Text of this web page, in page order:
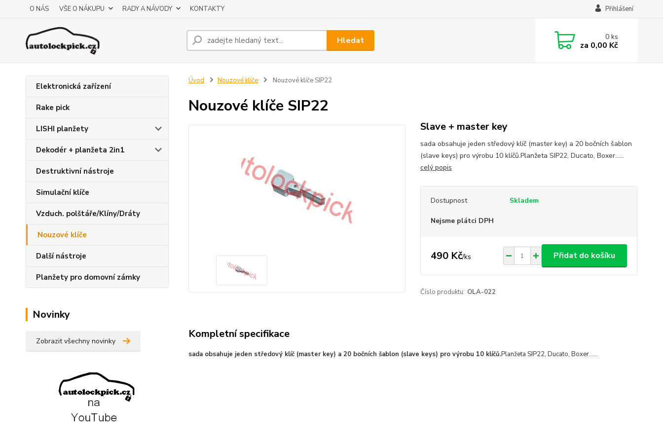
O NÁS VŠE O NÁKUPU RADY A NÁVODY KONTAKTY Přihlášení
Hledat 0ks
za 0,00 Kč
Elektronická zařízení
Rake pick
LISHI planžety
Dekodér + planžeta 2in1
Destruktivní nástroje
Simulační klíče
Vzduch. polštáře/Klíny/Dráty
Nouzové klíče
Další nástroje
Planžety pro domovní zámky
Novinky
Zobrazit všechny novinky
Úvod Nouzové klíče Nouzové klíče SIP22
Nouzové klíče SIP22
Slave + master key
sada obsahuje jeden středový klíč (master key) a 20 bočních šablon
(slave keys) pro výrobu 10 klíčů.Planžeta SIP22, Ducato, Boxer......
celý popis
Dostupnost Skladem
Nejsme plátci DPH
490 Kč/ks Přidat do košíku
Číslo produktu: OLA-022
Kompletní specifikace
sada obsahuje jeden středový klíč (master key) a 20 bočních šablon (slave keys) pro výrobu 10 klíčů.Planžeta SIP22, Ducato, Boxer......